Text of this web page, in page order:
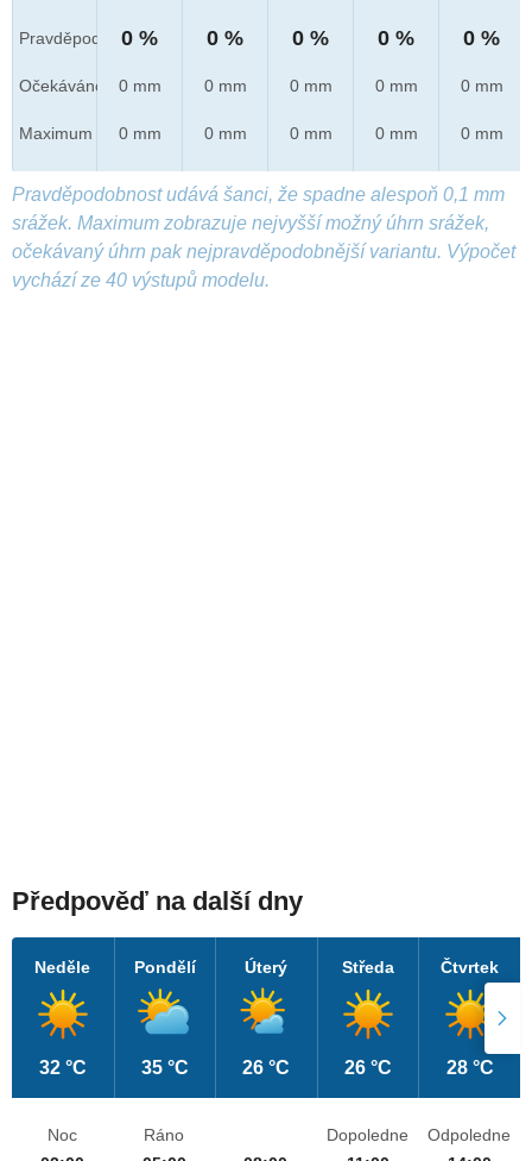
Pravděpod.
Očekáváno
Maximum
0 %
0 mm
0 mm
0 %
0 mm
0 mm
0 %
0 mm
0 mm
0 %
0 mm
0 mm
0 %
0 mm
0 mm
Pravděpodobnost udává šanci, že spadne alespoň 0,1 mm
srážek. Maximum zobrazuje nejvyšší možný úhrn srážek,
očekávaný úhrn pak nejpravděpodobnější variantu. Výpočet
vychází ze 40 výstupů modelu.
Předpověď na další dny
Neděle
32 °C
Pondělí
35 °C
Úterý
26 °C
Středa
26 °C
Čtvrtek
28 °C
Noc
Ráno
Dopoledne
Odpoledne